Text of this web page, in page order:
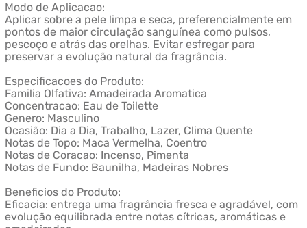
Modo de Aplicacao:
Aplicar sobre a pele limpa e seca, preferencialmente em
pontos de maior circulação sanguínea como pulsos,
pescoço e atrás das orelhas. Evitar esfregar para
preservar a evolução natural da fragrância.
Especificacoes do Produto:
Familia Olfativa: Amadeirada Aromatica
Concentracao: Eau de Toilette
Genero: Masculino
Ocasião: Dia a Dia, Trabalho, Lazer, Clima Quente
Notas de Topo: Maca Vermelha, Coentro
Notas de Coracao: Incenso, Pimenta
Notas de Fundo: Baunilha, Madeiras Nobres
Beneficios do Produto:
Eficacia: entrega uma fragrância fresca e agradável, com
evolução equilibrada entre notas cítricas, aromáticas e